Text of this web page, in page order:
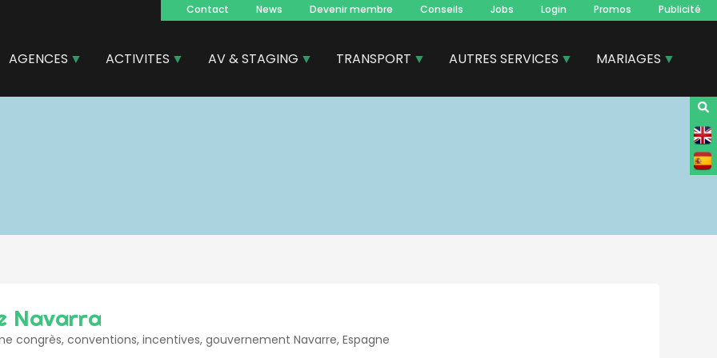
Navegacion
principal
Contact News Devenir membre Conseils Jobs Login Promos Publicité
AGENCES ACTIVITES AV & STAGING TRANSPORT AUTRES SERVICES MARIAGES
Navarra
congrès, conventions, incentives, gouvernement Navarre, Espagne